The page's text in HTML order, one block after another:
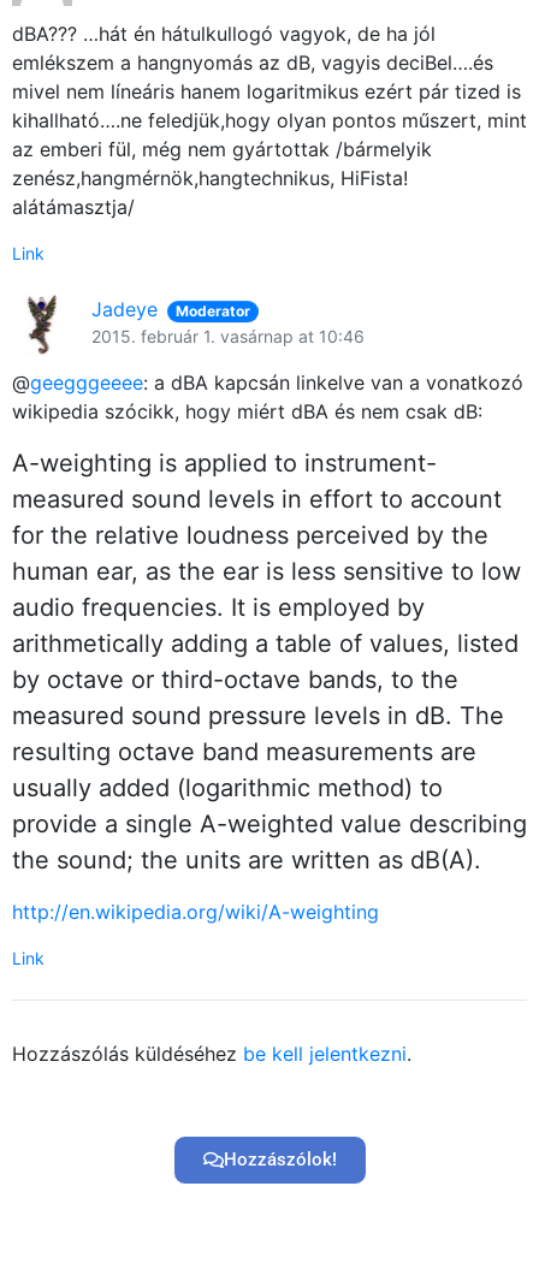
dBA??? …hát én hátulkullogó vagyok, de ha jól
emlékszem a hangnyomás az dB, vagyis deciBel….és
mivel nem líneáris hanem logaritmikus ezért pár tized is
kihallható….ne feledjük,hogy olyan pontos műszert, mint
az emberi fül, még nem gyártottak /bármelyik
zenész,hangmérnök,hangtechnikus, HiFista!
alátámasztja/
Link
Jadeye Moderator
2015. február 1. vasárnap at 10:46
@geegggeeee: a dBA kapcsán linkelve van a vonatkozó
wikipedia szócikk, hogy miért dBA és nem csak dB:
A-weighting is applied to instrument-
measured sound levels in effort to account
for the relative loudness perceived by the
human ear, as the ear is less sensitive to low
audio frequencies. It is employed by
arithmetically adding a table of values, listed
by octave or third-octave bands, to the
measured sound pressure levels in dB. The
resulting octave band measurements are
usually added (logarithmic method) to
provide a single A-weighted value describing
the sound; the units are written as dB(A).
http://en.wikipedia.org/wiki/A-weighting
Link
Hozzászólás küldéséhez be kell jelentkezni.
Hozzászólok!
GYIK
Használt Apple
Apple szerviz